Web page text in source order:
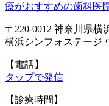
〒220-0012 神奈川県
横浜シンフォステージ
【電話】
タップで発信
【診療時間】